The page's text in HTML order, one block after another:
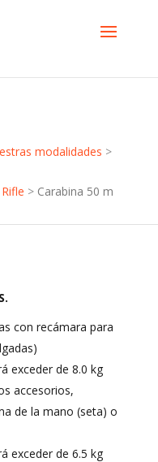
modalidades >
> Carabina 50 m
con recámara para
exceder de 8.0 kg
accesorios,
de la mano (seta) o
exceder de 6.5 kg